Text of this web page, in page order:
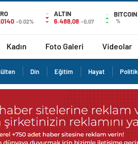
-0.02%
ALTIN
6.488,08 -0,07
BITCOIN
%
Kadın Foto Galeri Videolar
Din Eğitim Hayat